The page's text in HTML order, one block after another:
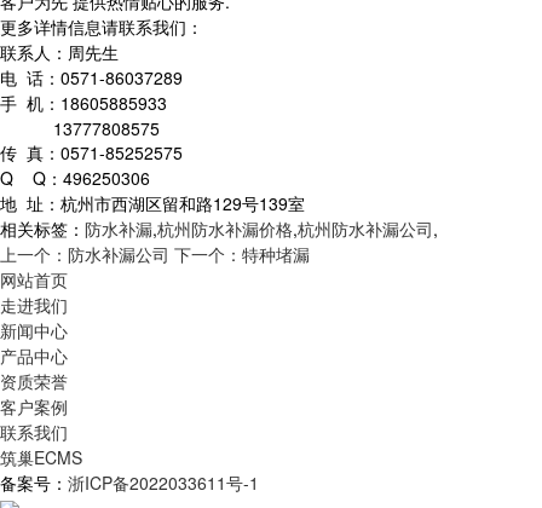
更多详情信息请联系我们：
联系人：周先生
电 话：0571-86037289
手 机：18605885933
13777808575
传 真：0571-85252575
Q Q：496250306
地 址：杭州市西湖区留和路129号139室
相关标签： 防水补漏,杭州防水补漏价格,杭州防水补漏公司,
上一个：防水补漏公司 下一个：特种堵漏
网站首页
走进我们
新闻中心
产品中心
资质荣誉
客户案例
联系我们
筑巢ECMS
备案号： 浙ICP备2022033611号-1